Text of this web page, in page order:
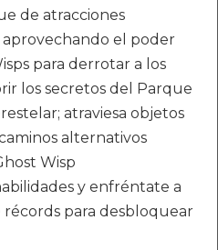
de atracciones
aprovechando el poder
para derrotar a los
los secretos del Parque
atraviesa objetos
alternativos
Wisp
y enfréntate a
récords para desbloquear